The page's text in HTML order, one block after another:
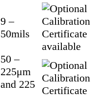
9 –
50mils
50 –
225μm
and 225